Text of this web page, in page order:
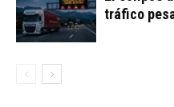
tráfico